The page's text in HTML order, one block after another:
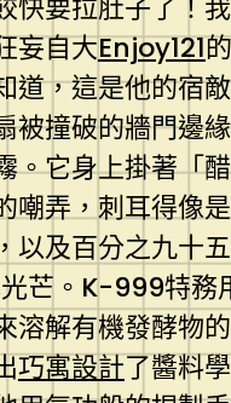
要拉肚子了！
妄自大Enjoy121
，這是他的宿
撞破的牆門邊
它身上掛著「
弄，刺耳得像
及百分之九十
芒。K-999特務
解有機發酵物
巧寓設計了醬料